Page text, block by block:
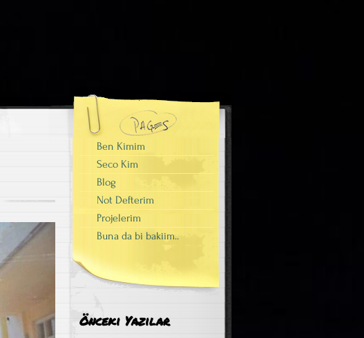
Ben Kimim
Seco Kim
Blog
Not Defterim
Projelerim
Buna da bi bakiim..
Önceki Yazılar